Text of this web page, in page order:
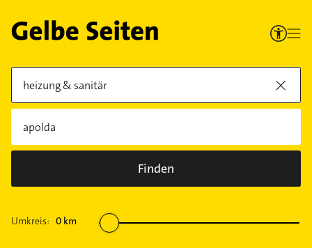
Finden
Umkreis: 0 km